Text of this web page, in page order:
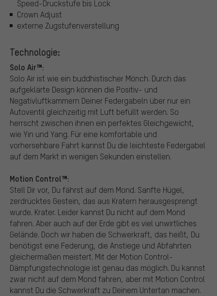
Speed-Druckstufe bis Lock
Crown Adjust
externe Zugstufenverstellung
Technologie:
Solo Air™:
Solo Air ist wie ein buddhistischer Mönch. Durch das
aufgeklärte Design können die Positiv- und
Negativluftkammern Deiner Federgabeln über nur ein
Autoventil gleichzeitig mit Luft befüllt werden. So
herrscht zwischen ihnen ein perfektes Gleichgewicht,
wie Yin und Yang. Für eine komfortable und
vorhersehbare Fahrt kannst Du die leichteste Federgabel
auf dem Markt in wenigen Sekunden einstellen.
Motion Control™:
Stell Dir vor, Du fährst auf dem Mond. Sanfte Hügel,
zerdrücktes Gestein, das aus Kratern herausgesprengt
wurde. Krater. Leider kannst Du nicht auf dem Mond
fahren. Aber auch auf der Erde gibt es viel unwirtliches
Gelände. Doch wir haben die Schwerkraft, das heißt, Du
benötigst eine Federung, die Anstiege und Abfahrten
gleichermaßen meistert. Mit der Motion Control-
Dämpfungstechnologie ist genau das möglich. Du kannst
zwar nicht auf dem Mond fahren, aber mit Motion Control
kannst Du die Schwerkraft zu Deinem Untertan machen.